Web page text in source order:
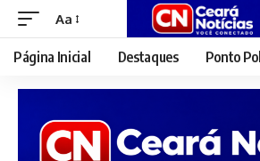
Font
Resizer
Aa
Página Inicial Destaques Ponto